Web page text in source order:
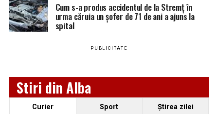
august 2026. AJOFM Alba a publicat lista posturilor
vacante
Locuri de muncă în Teiuș, disponibile la 4 august
2026. AJOFM Alba a publicat lista posturilor
ce și-ar fi agresat și violat partenera
preferată pe Google
Urmărește Ziarul Unirea pe Social Media
Cum s-a produs accidentul de la Stremț în
urma căruia un șofer de 71 de ani a ajuns la
spital
PUBLICITATE
Stiri din Alba
Curier Sport Ştirea zilei